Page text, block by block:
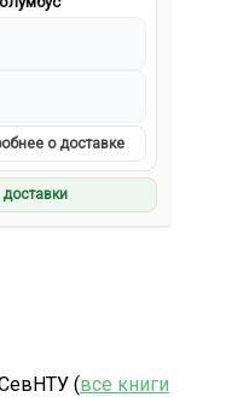
о доставке
(все книги